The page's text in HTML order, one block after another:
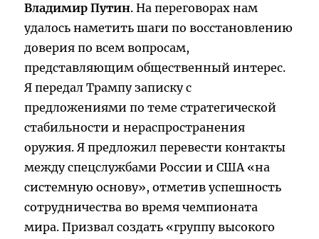
Владимир Путин. На переговорах нам
удалось наметить шаги по восстановлению
доверия по всем вопросам,
представляющим общественный интерес.
Я передал Трампу записку с
предложениями по теме стратегической
стабильности и нераспространения
оружия. Я предложил перевести контакты
между спецслужбами России и США «на
системную основу», отметив успешность
сотрудничества во время чемпионата
мира. Призвал создать «группу высокого